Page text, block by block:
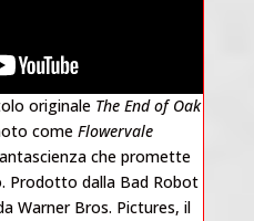
originale The End of Oak
come Flowervale
che promette
Prodotto dalla Bad Robot
Warner Bros. Pictures, il